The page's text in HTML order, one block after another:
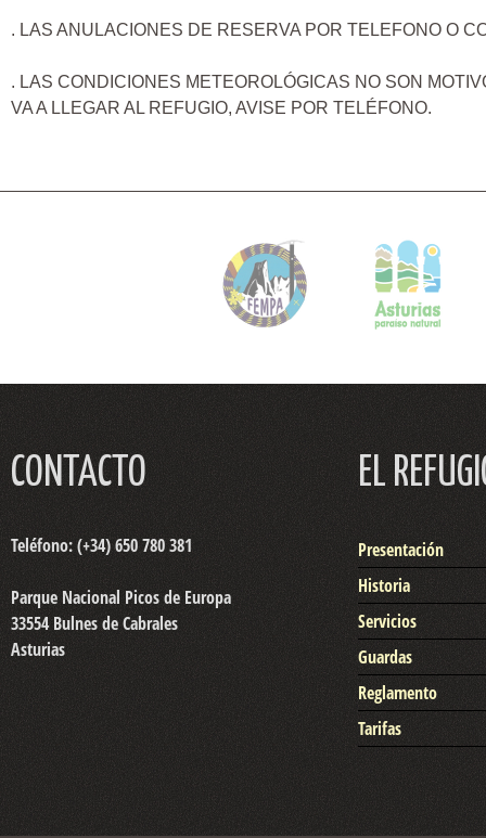
. LAS ANULACIONES DE RESERVA POR TELEFONO O
. LAS CONDICIONES METEOROLÓGICAS NO SON
VA A LLEGAR AL REFUGIO, AVISE POR TELÉFONO.
CONTACTO
Teléfono: (+34) 650 780 381
Parque Nacional Picos de Europa
33554 Bulnes de Cabrales
Asturias
EL
Presentación
Historia
Servicios
Guardas
Reglamento
Tarifas